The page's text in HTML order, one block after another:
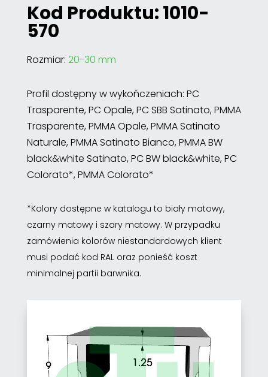
Kod Produktu: 1010-
570
Rozmiar: 20-30 mm
Profil dostępny w wykończeniach: PC
Trasparente, PC Opale, PC SBB Satinato, PMMA
Trasparente, PMMA Opale, PMMA Satinato
Naturale, PMMA Satinato Bianco, PMMA BW
black&white Satinato, PC BW black&white, PC
Colorato*, PMMA Colorato*
*Kolory dostępne w katalogu to biały matowy,
czarny matowy i szary matowy. W przypadku
zamówienia kolorów niestandardowych klient
musi podać kod RAL oraz ponieść koszt
minimalnej partii barwnika.